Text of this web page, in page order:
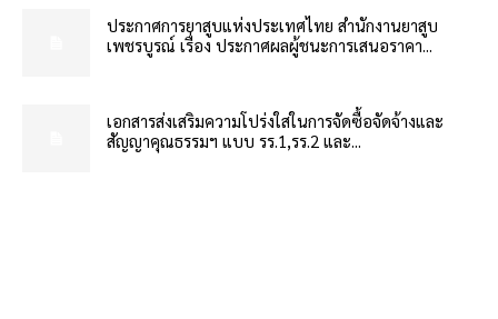
ประกาศการยาสูบแห่งประเทศไทย สำนักงานยาสูบ
เพชรบูรณ์ เรื่อง ประกาศผลผู้ชนะการเสนอราคา...
เอกสารส่งเสริมความโปร่งใสในการจัดซื้อจัดจ้างและ
สัญญาคุณธรรมฯ แบบ รร.1,รร.2 และ...